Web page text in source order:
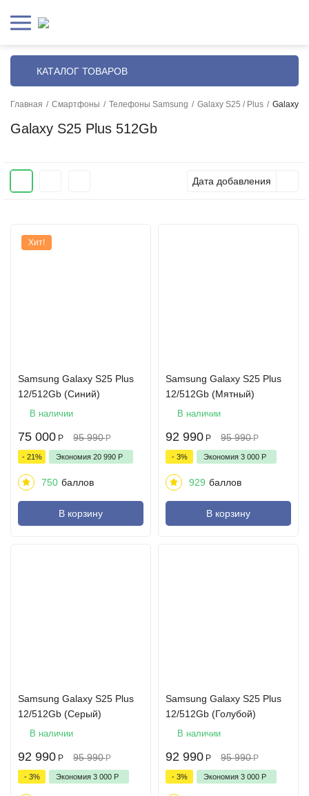
КАТАЛОГ ТОВАРОВ
Главная / Смартфоны / Телефоны Samsung / Galaxy S25 / Plus / Galaxy
Galaxy S25 Plus 512Gb
Дата добавления
Хит!
Samsung Galaxy S25 Plus
12/512Gb (Синий)
В наличии
75 000 Р 95 990 Р
- 21% Экономия 20 990 Р
750 баллов
В корзину
Samsung Galaxy S25 Plus
12/512Gb (Мятный)
В наличии
92 990 Р 95 990 Р
- 3% Экономия 3 000 Р
929 баллов
В корзину
Samsung Galaxy S25 Plus
12/512Gb (Серый)
В наличии
92 990 Р 95 990 Р
- 3% Экономия 3 000 Р
Samsung Galaxy S25 Plus
12/512Gb (Голубой)
В наличии
92 990 Р 95 990 Р
- 3% Экономия 3 000 Р